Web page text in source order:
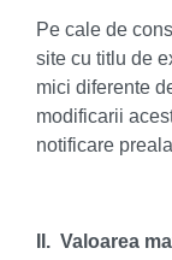
Pe cale de
site cu titlu de
mici diferente
modificarii
notificare
II. Valoarea